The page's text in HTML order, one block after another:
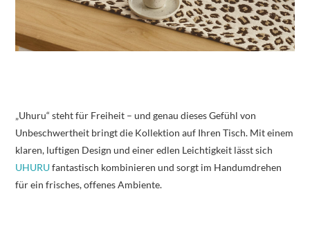
„Uhuru“ steht für Freiheit – und genau dieses Gefühl von
Unbeschwertheit bringt die Kollektion auf Ihren Tisch. Mit einem
klaren, luftigen Design und einer edlen Leichtigkeit lässt sich
UHURUfantastisch kombinieren und sorgt im Handumdrehen
für ein frisches, offenes Ambiente.